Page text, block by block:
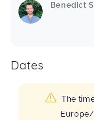
Benedict
Dates
The